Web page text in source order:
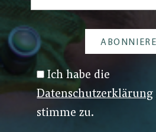
Ich habe die
Datenschutzerklärung
stimme zu.